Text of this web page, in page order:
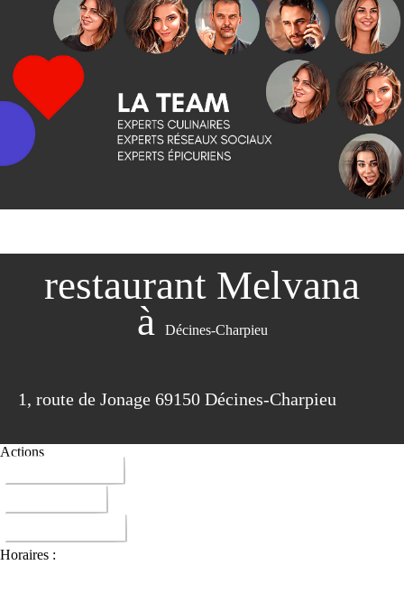
restaurant Melvana
à
Décines-Charpieu
1, route de Jonage 69150 Décines-Charpieu
Actions
Horaires :